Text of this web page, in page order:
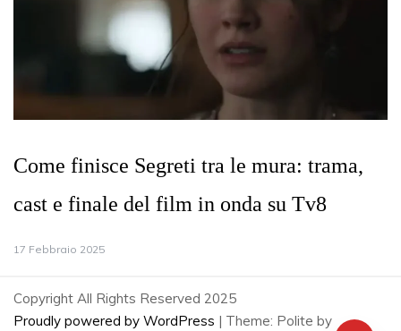
Come finisce Segreti tra le mura: trama,
cast e finale del film in onda su Tv8
17 Febbraio 2025
Copyright All Rights Reserved 2025
Proudly powered by WordPress | Theme: Polite by